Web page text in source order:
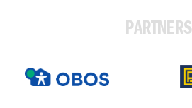
PARTNERS